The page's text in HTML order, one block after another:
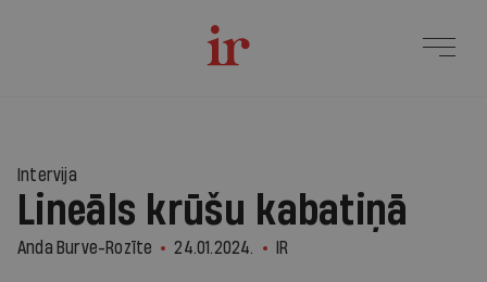
Intervija
Lineāls krūšu kabatiņā
Anda Burve-Rozīte 24.01.2024. IR